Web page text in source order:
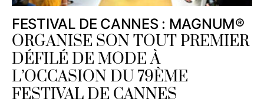
FESTIVAL DE CANNES : MAGNUM®
ORGANISE SON TOUT PREMIER
DÉFILÉ DE MODE À
L’OCCASION DU 79ÈME
FESTIVAL DE CANNES